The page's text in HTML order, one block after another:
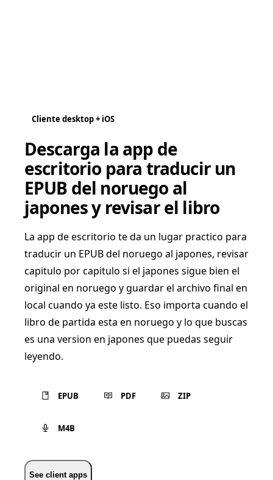
Cliente desktop + iOS
Descarga la app de
escritorio para traducir un
EPUB del noruego al
japones y revisar el libro
La app de escritorio te da un lugar practico para
traducir un EPUB del noruego al japones, revisar
capitulo por capitulo si el japones sigue bien el
original en noruego y guardar el archivo final en
local cuando ya este listo. Eso importa cuando el
libro de partida esta en noruego y lo que buscas
es una version en japones que puedas seguir
leyendo.
EPUB PDF ZIP
M4B
See client apps